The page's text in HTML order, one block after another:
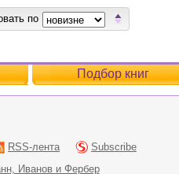
по
Подбор книг
RSS-лента
Subscribe
Иванов и Фербер